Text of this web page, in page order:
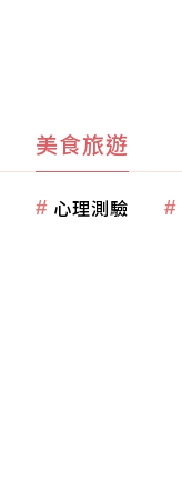
美食旅遊
心理測驗